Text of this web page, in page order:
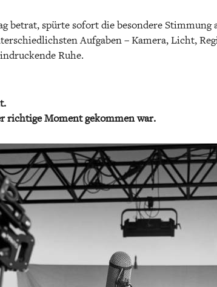
betrat, spürte sofort die besondere Stimmung
Aufgaben – Kamera, Licht,
Ruhe.
richtige Moment gekommen war.